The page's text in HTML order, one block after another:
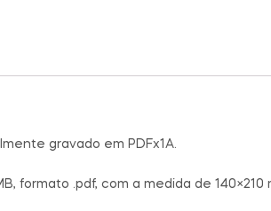
gravado em PDFx1A.
formato .pdf, com a medida de